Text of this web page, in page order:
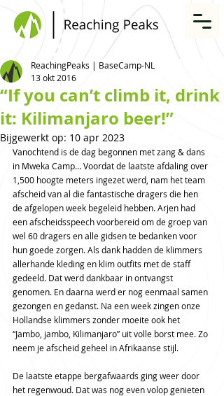
“If you can’t climb it, drink
it: Kilimanjaro beer!”
ReachingPeaks | BaseCamp-NL
13 okt 2016
Bijgewerkt op: 10 apr 2023
Vanochtend is de dag begonnen met zang & dans
in Mweka Camp… Voordat de laatste afdaling over
1,500 hoogte meters ingezet werd, nam het team
afscheid van al die fantastische dragers die hen
de afgelopen week begeleid hebben. Arjen had
een afscheidsspeech voorbereid om de groep van
wel 60 dragers en alle gidsen te bedanken voor
hun goede zorgen. Als dank hadden de klimmers
allerhande kleding en klim outfits met de staff
gedeeld. Dat werd dankbaar in ontvangst
genomen. En daarna werd er nog eenmaal samen
gezongen en gedanst. Na een week zingen onze
Hollandse klimmers zonder moeite ook het
“Jambo, jambo, Kilimanjaro” uit volle borst mee. Zo
neem je afscheid geheel in Afrikaanse stijl.
De laatste etappe bergafwaards ging weer door
het regenwoud. Dat was nog even volop genieten